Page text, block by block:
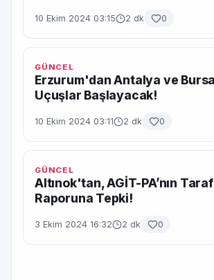
10 Ekim 2024 03:15 2 dk 0
GÜNCEL
Erzurum'dan Antalya ve
Uçuşlar Başlayacak!
10 Ekim 2024 03:11 2 dk 0
GÜNCEL
Altınok'tan, AGİT-PA’nın
Raporuna Tepki!
3 Ekim 2024 16:32 2 dk 0